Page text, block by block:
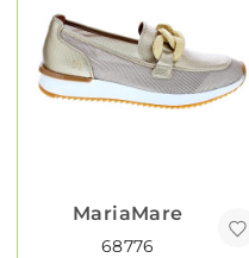
MariaMare
68776